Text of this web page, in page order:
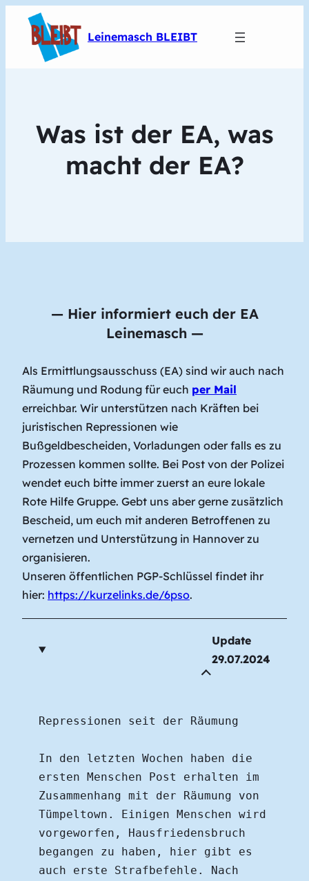
Leinemasch BLEIBT
Was ist der EA, was
macht der EA?
— Hier informiert euch der EA
Leinemasch —
Als Ermittlungsausschuss (EA) sind wir auch nach
Räumung und Rodung für euch per Mail
erreichbar. Wir unterstützen nach Kräften bei
juristischen Repressionen wie
Bußgeldbescheiden, Vorladungen oder falls es zu
Prozessen kommen sollte. Bei Post von der Polizei
wendet euch bitte immer zuerst an eure lokale
Rote Hilfe Gruppe. Gebt uns aber gerne zusätzlich
Bescheid, um euch mit anderen Betroffenen zu
vernetzen und Unterstützung in Hannover zu
organisieren.
Unseren öffentlichen PGP-Schlüssel findet ihr
hier: https://kurzelinks.de/6pso.
Update
29.07.2024
Repressionen seit der Räumung
In den letzten Wochen haben die
ersten Menschen Post erhalten im
Zusammenhang mit der Räumung von
Tümpeltown. Einigen Menschen wird
vorgeworfen, Hausfriedensbruch
begangen zu haben, hier gibt es
auch erste Strafbefehle. Nach